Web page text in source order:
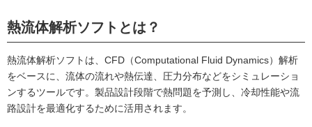
熱流体解析ソフトとは？
熱流体解析ソフトは、CFD（Computational Fluid Dynamics）解析
をベースに、流体の流れや熱伝達、圧力分布などをシミュレーショ
ンするツールです。製品設計段階で熱問題を予測し、冷却性能や流
路設計を最適化するために活用されます。